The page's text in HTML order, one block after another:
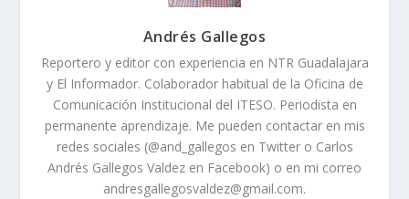
Andrés Gallegos
Reportero y editor con experiencia en NTR Guadalajara
y El Informador. Colaborador habitual de la Oficina de
Comunicación Institucional del ITESO. Periodista en
permanente aprendizaje. Me pueden contactar en mis
redes sociales (@and_gallegos en Twitter o Carlos
Andrés Gallegos Valdez en Facebook) o en mi correo
andresgallegosvaldez@gmail.com.